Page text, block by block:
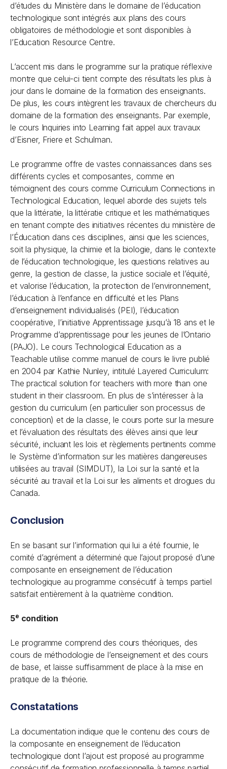
d’études du Ministère dans le domaine de l’éducation
technologique sont intégrés aux plans des cours
obligatoires de méthodologie et sont disponibles à
l’Education Resource Centre.
L’accent mis dans le programme sur la pratique réflexive
montre que celui-ci tient compte des résultats les plus à
jour dans le domaine de la formation des enseignants.
De plus, les cours intègrent les travaux de chercheurs du
domaine de la formation des enseignants. Par exemple,
le cours Inquiries into Learning fait appel aux travaux
d’Eisner, Friere et Schulman.
Le programme offre de vastes connaissances dans ses
différents cycles et composantes, comme en
témoignent des cours comme Curriculum Connections in
Technological Education, lequel aborde des sujets tels
que la littératie, la littératie critique et les mathématiques
en tenant compte des initiatives récentes du ministère de
l’Éducation dans ces disciplines, ainsi que les sciences,
soit la physique, la chimie et la biologie, dans le contexte
de l’éducation technologique, les questions relatives au
genre, la gestion de classe, la justice sociale et l’équité,
et valorise l’éducation, la protection de l’environnement,
l’éducation à l’enfance en difficulté et les Plans
d’enseignement individualisés (PEI), l’éducation
coopérative, l’initiative Apprentissage jusqu’à 18 ans et le
Programme d’apprentissage pour les jeunes de l’Ontario
(PAJO). Le cours Technological Education as a
Teachable utilise comme manuel de cours le livre publié
en 2004 par Kathie Nunley, intitulé Layered Curriculum:
The practical solution for teachers with more than one
student in their classroom. En plus de s’intéresser à la
gestion du curriculum (en particulier son processus de
conception) et de la classe, le cours porte sur la mesure
et l’évaluation des résultats des élèves ainsi que leur
sécurité, incluant les lois et règlements pertinents comme
le Système d’information sur les matières dangereuses
utilisées au travail (SIMDUT), la Loi sur la santé et la
sécurité au travail et la Loi sur les aliments et drogues du
Canada.
Conclusion
En se basant sur l’information qui lui a été fournie, le
comité d’agrément a déterminé que l’ajout proposé d’une
composante en enseignement de l’éducation
technologique au programme consécutif à temps partiel
satisfait entièrement à la quatrième condition.
5e condition
Le programme comprend des cours théoriques, des
cours de méthodologie de l’enseignement et des cours
de base, et laisse suffisamment de place à la mise en
pratique de la théorie.
Constatations
La documentation indique que le contenu des cours de
la composante en enseignement de l’éducation
technologique dont l’ajout est proposé au programme